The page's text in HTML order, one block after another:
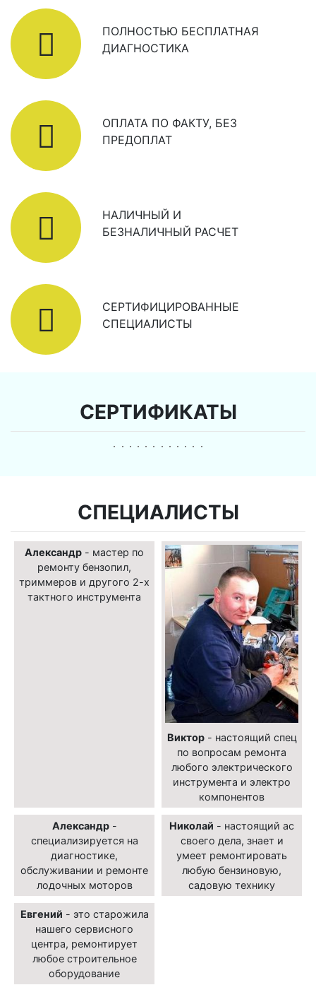
ПОЛНОСТЬЮ БЕСПЛАТНАЯ
ДИАГНОСТИКА
ОПЛАТА ПО ФАКТУ, БЕЗ
ПРЕДОПЛАТ
НАЛИЧНЫЙ И
БЕЗНАЛИЧНЫЙ РАСЧЕТ
СЕРТИФИЦИРОВАННЫЕ
СПЕЦИАЛИСТЫ
СЕРТИФИКАТЫ
СПЕЦИАЛИСТЫ
Александр - мастер по
ремонту бензопил,
триммеров и другого 2-х
тактного инструмента
Виктор- настоящий спец
по вопросам ремонта
любого электрического
инструмента и электро
компонентов
Александр-
специализируется на
диагностике,
обслуживании и ремонте
лодочных моторов
Николай - настоящий ас
своего дела, знает и
умеет ремонтировать
любую бензиновую,
садовую технику
Евгений - это старожила
нашего сервисного
центра, ремонтирует
любое строительное
оборудование